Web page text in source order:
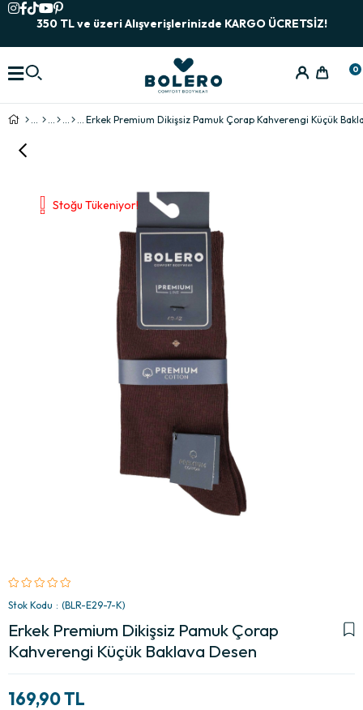
350 TL ve üzeri Alışverişlerinizde KARGO ÜCRETSİZ!
0
Erkek Premium Dikişsiz Pamuk Çorap Kahverengi Küçük
Stoğu Tükeniyor!
Stok Kodu (BLR-E29-7-K)
Erkek Premium Dikişsiz Pamuk Çorap
Kahverengi Küçük Baklava Desen
169,90 TL